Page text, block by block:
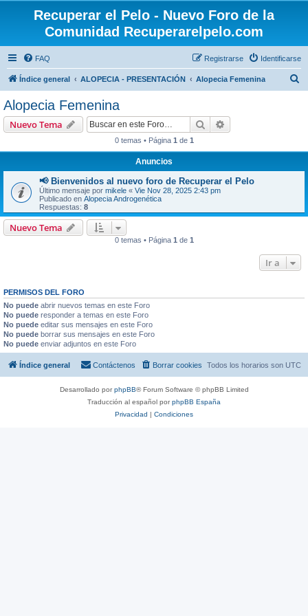
Recuperar el Pelo - Nuevo Foro de la
Comunidad Recuperarelpelo.com
FAQ Identificarse
Registrarse
Índice general ALOPECIA - PRESENTACIÓN Alopecia Femenina
Alopecia Femenina
Nuevo Tema Buscar
0 temas • Página 1 de 1
Anuncios
📢 Bienvenidos al nuevo foro de Recuperar el Pelo
Último mensaje por mikele « Vie Nov 28, 2025 2:43 pm
Publicado en Alopecia Androgenética
Respuestas: 8
Nuevo Tema
0 temas • Página 1 de 1
Ir a
PERMISOS DEL FORO
No puede abrir nuevos temas en este Foro
No puede responder a temas en este Foro
No puede editar sus mensajes en este Foro
No puede borrar sus mensajes en este Foro
No puede enviar adjuntos en este Foro
Índice general Todos los horarios son UTC
Borrar cookies
Contáctenos
Desarrollado porphpBB® Forum Software © phpBB Limited
Traducción al español porphpBB España
Privacidad | Condiciones